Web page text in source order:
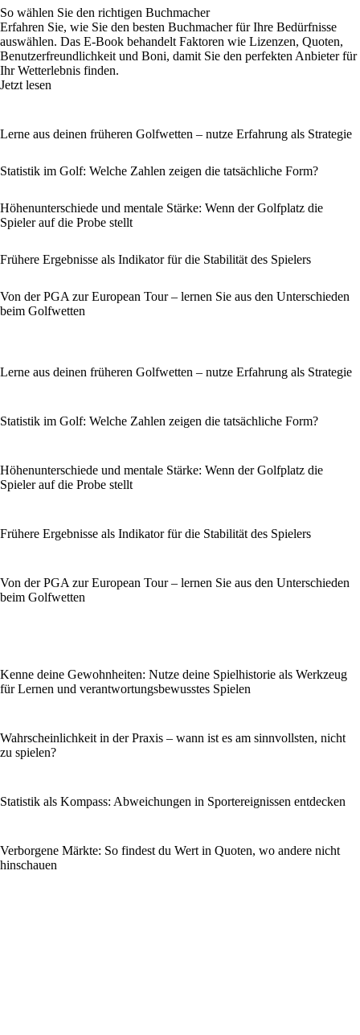
So wählen Sie den richtigen Buchmacher
Erfahren Sie, wie Sie den besten Buchmacher für Ihre Bedürfnisse
auswählen. Das E-Book behandelt Faktoren wie Lizenzen, Quoten,
Benutzerfreundlichkeit und Boni, damit Sie den perfekten Anbieter für
Ihr Wetterlebnis finden.
Jetzt lesen
Lerne aus deinen früheren Golfwetten – nutze Erfahrung als Strategie
Statistik im Golf: Welche Zahlen zeigen die tatsächliche Form?
Höhenunterschiede und mentale Stärke: Wenn der Golfplatz die
Spieler auf die Probe stellt
Frühere Ergebnisse als Indikator für die Stabilität des Spielers
Von der PGA zur European Tour – lernen Sie aus den Unterschieden
beim Golfwetten
Lerne aus deinen früheren Golfwetten – nutze Erfahrung als Strategie
Statistik im Golf: Welche Zahlen zeigen die tatsächliche Form?
Höhenunterschiede und mentale Stärke: Wenn der Golfplatz die
Spieler auf die Probe stellt
Frühere Ergebnisse als Indikator für die Stabilität des Spielers
Von der PGA zur European Tour – lernen Sie aus den Unterschieden
beim Golfwetten
Kenne deine Gewohnheiten: Nutze deine Spielhistorie als Werkzeug
für Lernen und verantwortungsbewusstes Spielen
Wahrscheinlichkeit in der Praxis – wann ist es am sinnvollsten, nicht
zu spielen?
Statistik als Kompass: Abweichungen in Sportereignissen entdecken
Verborgene Märkte: So findest du Wert in Quoten, wo andere nicht
hinschauen